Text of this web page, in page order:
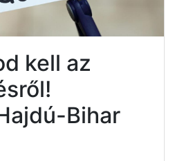
kell az
Bihar